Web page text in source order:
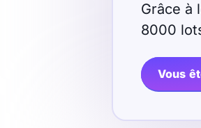
Grâce à
8000
Vous